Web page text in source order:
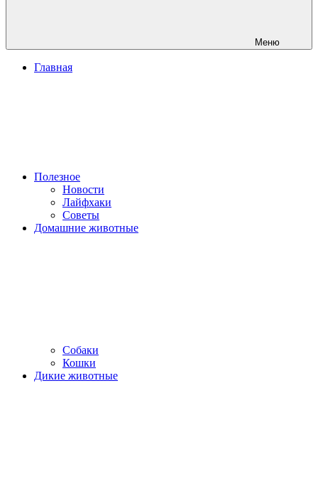
Меню
Главная
Полезное
Новости
Лайфхаки
Советы
Домашние животные
Собаки
Кошки
Дикие животные